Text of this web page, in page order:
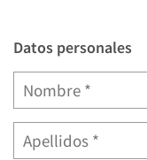
Datos personales